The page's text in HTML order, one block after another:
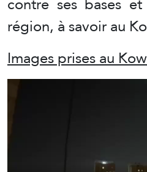
région, à savoir au
Images prises au